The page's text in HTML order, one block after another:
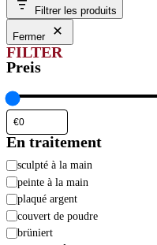
Filtrer les produits
Fermer
FILTER
Preis
En traitement
En
traitement
sculpté à la main
peinte à la main
plaqué argent
couvert de poudre
brüniert